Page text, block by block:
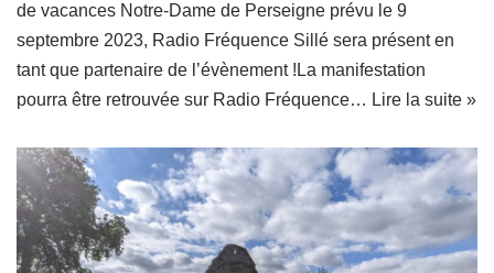
de vacances Notre-Dame de Perseigne prévu le 9
septembre 2023, Radio Fréquence Sillé sera présent en
tant que partenaire de l’évènement !La manifestation
pourra être retrouvée sur Radio Fréquence… Lire la suite »